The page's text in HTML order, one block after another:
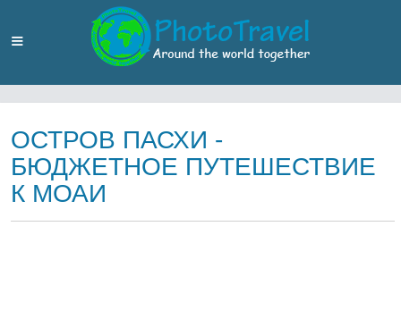
ОСТРОВ ПАСХИ -
БЮДЖЕТНОЕ ПУТЕШЕСТВИЕ
К МОАИ